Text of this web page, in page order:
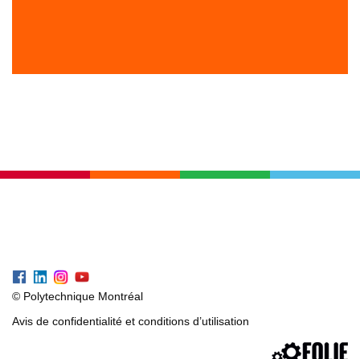
© Polytechnique Montréal
Avis de confidentialité et conditions d’utilisation